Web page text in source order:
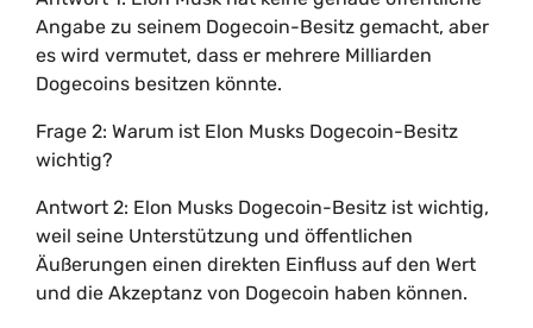
Angabe zu seinem Dogecoin-Besitz gemacht, aber
es wird vermutet, dass er mehrere Milliarden
Dogecoins besitzen könnte.
Frage 2: Warum ist Elon Musks Dogecoin-Besitz
wichtig?
Antwort 2: Elon Musks Dogecoin-Besitz ist wichtig,
weil seine Unterstützung und öffentlichen
Äußerungen einen direkten Einfluss auf den Wert
und die Akzeptanz von Dogecoin haben können.